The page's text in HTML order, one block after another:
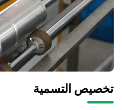
تخصيص التسمية